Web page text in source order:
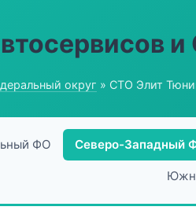
округ » СТО Элит
ФО Северо-Западный